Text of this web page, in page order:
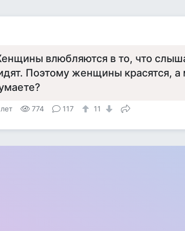
влюбляются в то, что
Поэтому женщины красятся,
774 117 11